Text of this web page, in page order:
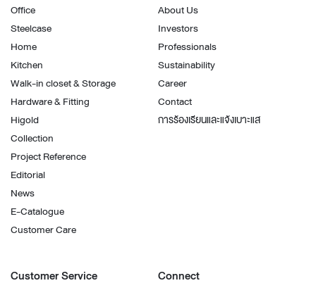
Office
Steelcase
Home
Kitchen
Walk-in closet & Storage
Hardware & Fitting
Higold
Collection
Project Reference
Editorial
News
E-Catalogue
Customer Care
About Us
Investors
Professionals
Sustainability
Career
Contact
การร้องเรียนและแจ้งเบาะแส
Customer Service Connect